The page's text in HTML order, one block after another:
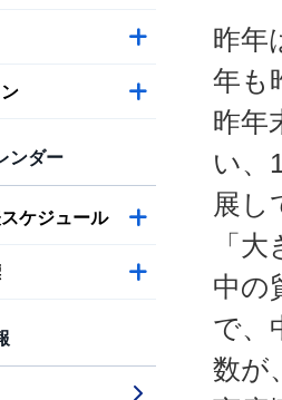
ンダー
ケジュール
昨年
年も
昨年
い、
展し
「
中の
で、
数が